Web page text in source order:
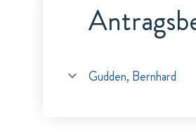
Gudden, Bernhard